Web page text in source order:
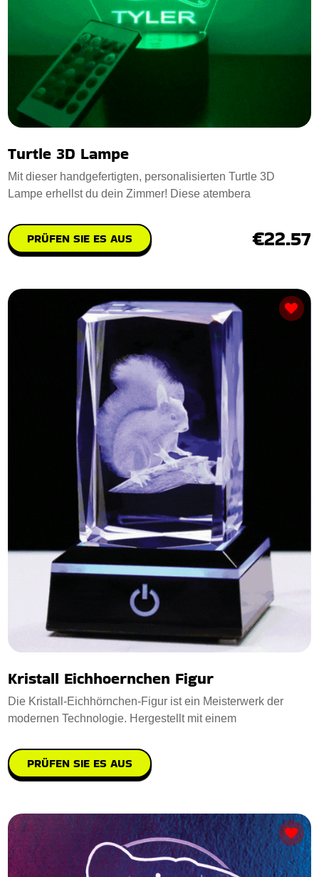
Turtle 3D Lampe
Mit dieser handgefertigten, personalisierten Turtle 3D
Lampe erhellst du dein Zimmer! Diese atembera
PRÜFEN SIE ES AUS €22.57
Kristall Eichhoernchen Figur
Die Kristall-Eichhörnchen-Figur ist ein Meisterwerk der
modernen Technologie. Hergestellt mit einem
PRÜFEN SIE ES AUS